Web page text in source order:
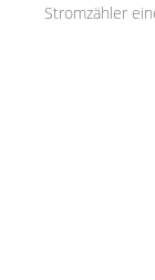
Stromzähler